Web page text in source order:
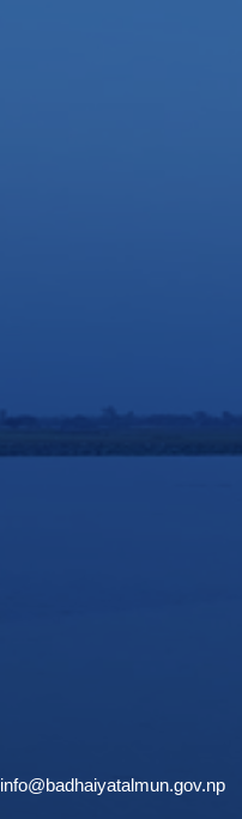
info@badhaiyatalmun.gov.np